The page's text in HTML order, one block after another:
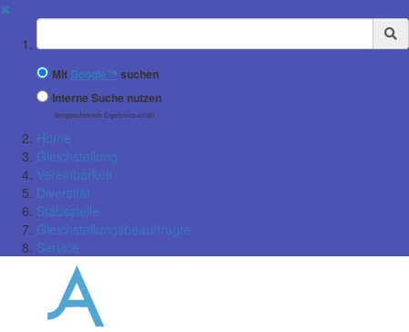
✖
Suchbegriff
Mit Google™ suchen
Interne Suche nutzen
(eingeschränkte Ergebnisqualität)
Home
Gleichstellung
Vereinbarkeit
Diversität
Stabsstelle
Gleichstellungsbeauftragte
Service